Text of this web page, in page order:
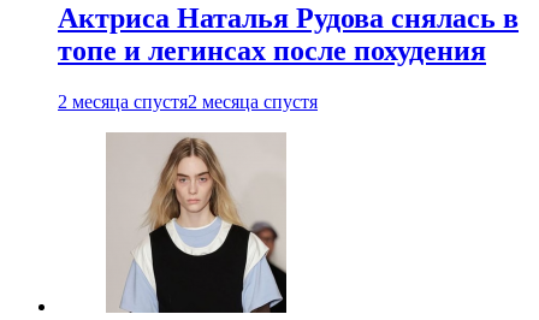
Актриса Наталья Рудова снялась в
топе и легинсах после похудения
2 месяца спустя2 месяца спустя